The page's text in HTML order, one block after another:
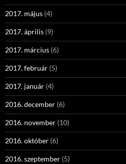
2017. május (4)
2017. április (9)
2017. március (6)
2017. február (5)
2017. január (4)
2016. december (6)
2016. november (10)
2016. október (6)
2016. szeptember (5)